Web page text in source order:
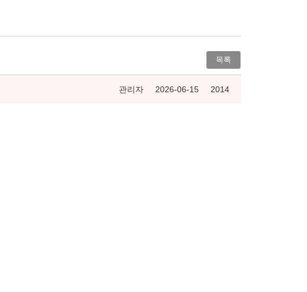
목록
관리자 2026-06-15 2014